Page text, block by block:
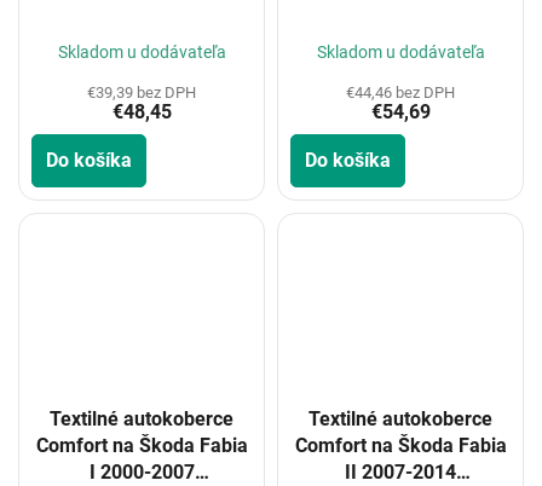
Skladom u dodávateľa
€39,39 bez DPH
€48,45
Do košíka
Skladom u dodávateľa
€44,46 bez DPH
€54,69
Do košíka
Textilné autokoberce
Comfort na Škoda Fabia
I 2000-2007
Textilné autokoberce
Comfort na Škoda Fabia
II 2007-2014